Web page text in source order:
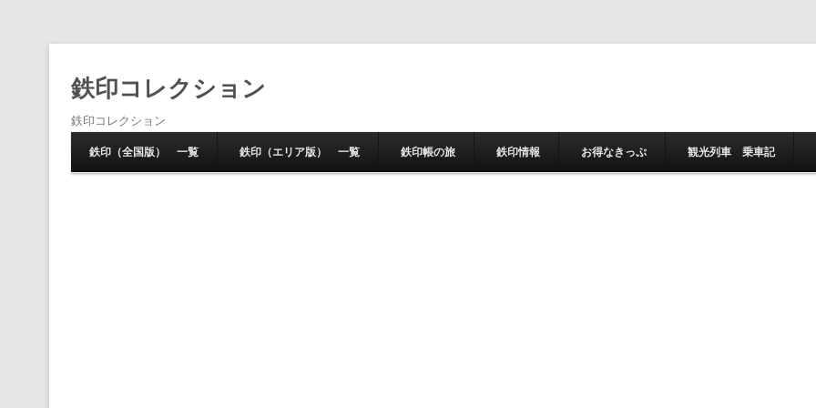
鉄印コレクション
鉄印コレクション
鉄印（全国版） 一覧 鉄印（エリア版） 一覧 鉄印帳の旅 鉄印情報 お得なきっぷ 観光列車 乗車記